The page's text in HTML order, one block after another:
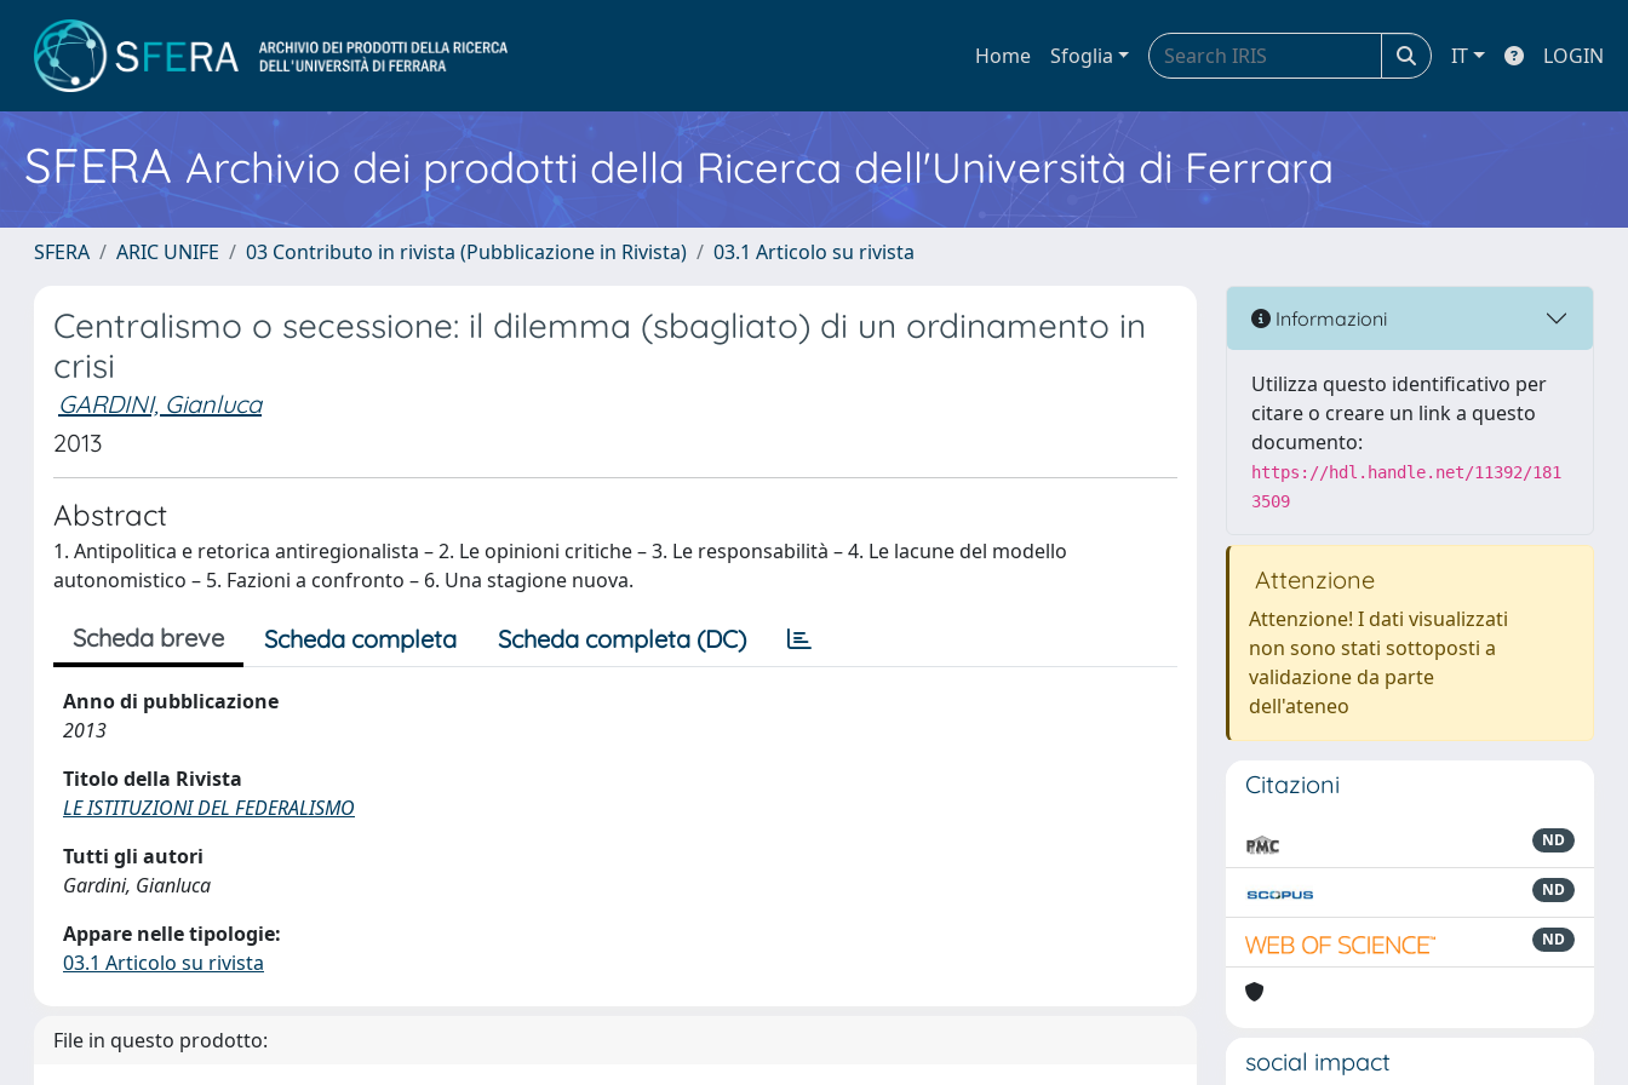
Home Sfoglia IT LOGIN
SFERA Archivio dei prodotti della Ricerca dell'Università di Ferrara
SFERA ARIC UNIFE 03 Contributo in rivista (Pubblicazione in Rivista) 03.1 Articolo su rivista
Centralismo o secessione: il dilemma (sbagliato) di un ordinamento in
crisi
GARDINI, Gianluca
2013
Abstract
1. Antipolitica e retorica antiregionalista – 2. Le opinioni critiche – 3. Le responsabilità – 4. Le lacune del modello
autonomistico – 5. Fazioni a confronto – 6. Una stagione nuova.
Scheda breve Scheda completa Scheda completa (DC)
Anno di pubblicazione
2013
Titolo della Rivista
LE ISTITUZIONI DEL FEDERALISMO
Tutti gli autori
Gardini, Gianluca
Appare nelle tipologie:
03.1 Articolo su rivista
File in questo prodotto:
Informazioni
Utilizza questo identificativo per
citare o creare un link a questo
documento:
https://hdl.handle.net/11392/181
3509
Attenzione
Attenzione! I dati visualizzati
non sono stati sottoposti a
validazione da parte
dell'ateneo
Citazioni
ND
ND
ND
social impact